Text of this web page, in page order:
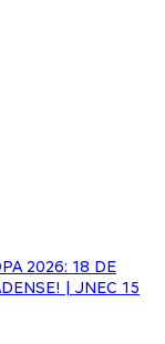
2026: 18 DE
| JNEC 15